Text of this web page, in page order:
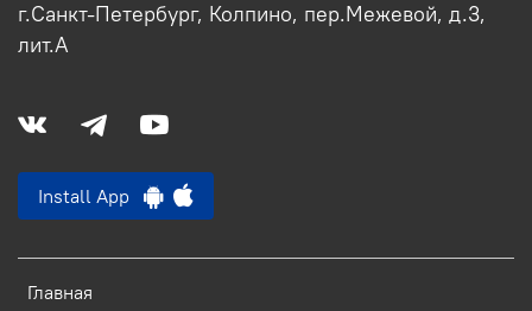
Главная
г.Санкт-Петербург, Колпино, пер.Межевой, д.3,
лит.А
Install App